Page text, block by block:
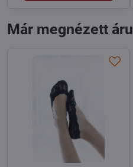
Már megnézett áru